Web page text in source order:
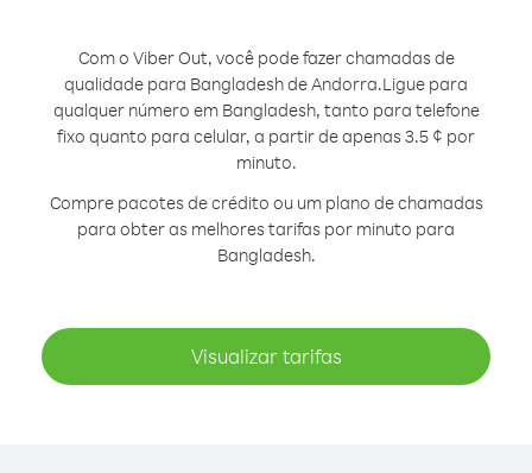
Com o Viber Out, você pode fazer chamadas de
qualidade para Bangladesh de Andorra.Ligue para
qualquer número em Bangladesh, tanto para telefone
fixo quanto para celular, a partir de apenas 3.5 ¢ por
minuto.
Compre pacotes de crédito ou um plano de chamadas
para obter as melhores tarifas por minuto para
Bangladesh.
Visualizar tarifas